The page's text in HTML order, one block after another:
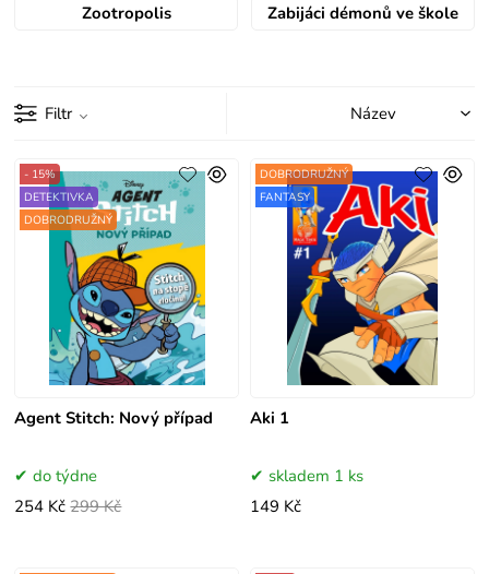
Zootropolis Zabijáci démonů ve škole
Filtr
Agent Stitch: Nový případ
- 15%
DETEKTIVKA
DOBRODRUŽNÝ
do týdne
254 Kč 299 Kč
Aki 1
DOBRODRUŽNÝ
FANTASY
skladem 1 ks
149 Kč